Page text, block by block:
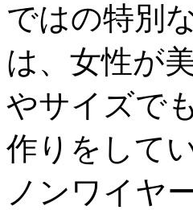
ではの特別
は、女性が
やサイズで
作りをして
ノンワイヤ